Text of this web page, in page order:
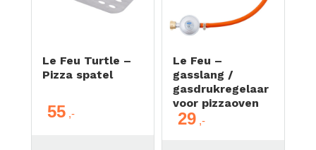
Le Feu Turtle –
Pizza spatel
55
Le Feu –
gasslang /
gasdrukregelaar
voor pizzaoven
29